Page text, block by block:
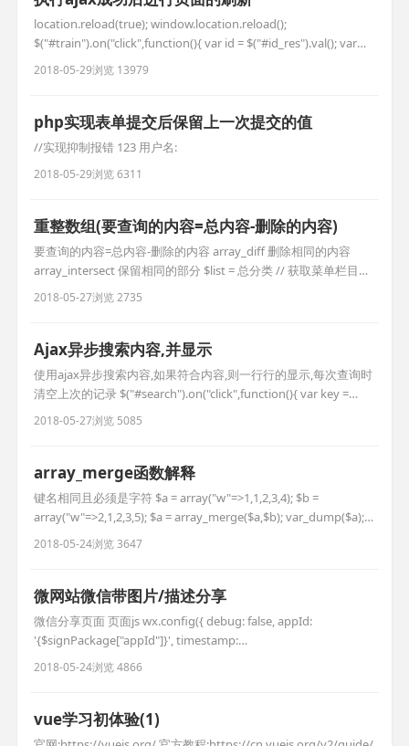
location.reload(true); window.location.reload();
$("#train").on("click",function(){ var id = $("#id_res").val(); var
is_ok = $("#is_ok").val(); var type = 'caiji_train'; //异步获取信息 v
2018-05-29浏览 13979
php实现表单提交后保留上一次提交的值
//实现抑制报错 123 用户名:
2018-05-29浏览 6311
重整数组(要查询的内容=总内容-删除的内容)
要查询的内容=总内容-删除的内容 array_diff 删除相同的内容
array_intersect 保留相同的部分 $list = 总分类 // 获取菜单栏目下
的所有分类 $arr = []; $del_list = 要删除的分类 //获取分类数据树
结构 //要删的 foreach($del_list as $k=>$vo){ $d[] =$vo['ci
2018-05-27浏览 2735
Ajax异步搜索内容,并显示
使用ajax异步搜索内容,如果符合内容,则一行行的显示,每次查询时
清空上次的记录 $("#search").on("click",function(){ var key =
$("#keywords").val(); //异步获取信息 var url = '__URL__/search';
var data = {key:key}; $(".search_l
2018-05-27浏览 5085
array_merge函数解释
键名相同且必须是字符 $a = array("w"=>1,1,2,3,4); $b =
array("w"=>2,1,2,3,5); $a = array_merge($a,$b); var_dump($a);
这样写被不被认为是字符,且还会在后面添加 $a =
array("1"=>1,1,2,3,4); $b = array("1"=>2,1,2,3,5
2018-05-24浏览 3647
微网站微信带图片/描述分享
微信分享页面 页面js wx.config({ debug: false, appId:
'{$signPackage["appId"]}', timestamp:
'{$signPackage["timestamp"]}', nonceStr:
'{$signPackage["nonceStr"]}', signature: '{$signPackage[
2018-05-24浏览 4866
vue学习初体验(1)